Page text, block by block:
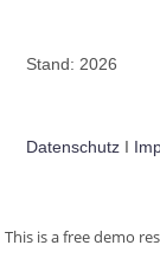
Stand: 2026
Datenschutz I
This is a free demo